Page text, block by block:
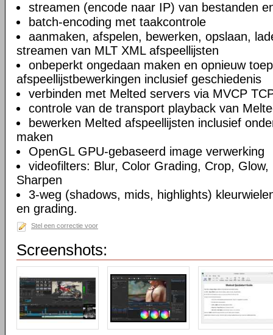
streamen (encode naar IP) van bestanden
batch-encoding met taakcontrole
aanmaken, afspelen, bewerken, opslaan,
streamen van MLT XML afspeellijsten
onbeperkt ongedaan maken en opnieuw
afspeellijstbewerkingen inclusief geschiedenis
verbinden met Melted servers via MVCP
controle van de transport playback van
bewerken Melted afspeellijsten inclusief
maken
OpenGL GPU-gebaseerd image verwerking
videofilters: Blur, Color Grading, Crop,
Sharpen
3-weg (shadows, mids, highlights)
en grading.
Stel een correctie voor
Screenshots: